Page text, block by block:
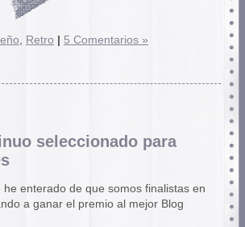
, Retro 5 Comentarios »
seleccionado para
he enterado de que somos finalistas en
a ganar el premio al mejor Blog